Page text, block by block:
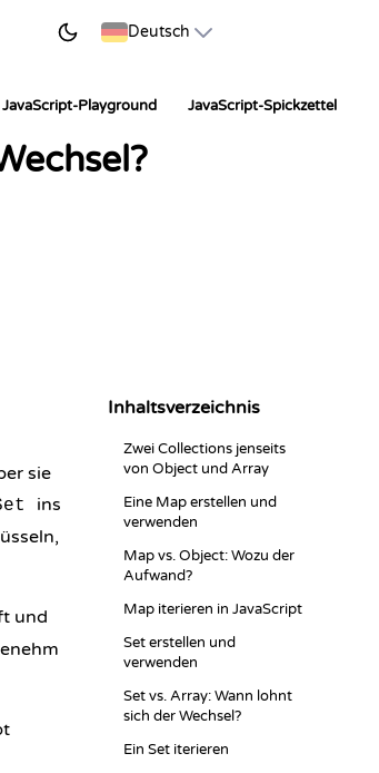
Deutsch
JavaScript-Playground JavaScript-Spickzettel
sie
ins
und
Inhaltsverzeichnis
Zwei Collections jenseits
von Object und Array
Eine Map erstellen und
verwenden
Map vs. Object: Wozu der
Aufwand?
Map iterieren in JavaScript
Set erstellen und
verwenden
Set vs. Array: Wann lohnt
sich der Wechsel?
Ein Set iterieren